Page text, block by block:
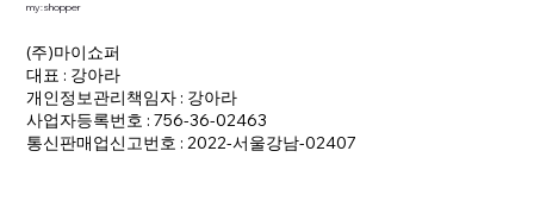
my:shopper
(주)마이쇼퍼
대표 : 강아라
개인정보관리책임자 : 강아라
사업자등록번호 : 756-36-02463
통신판매업신고번호 : 2022-서울강남-02407